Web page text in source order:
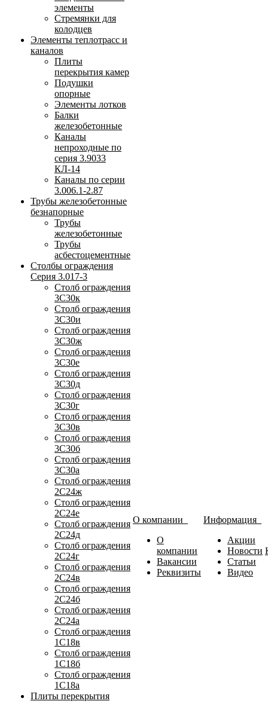
элементы
Стремянки для
колодцев
Элементы теплотрасс и
каналов
Плиты
перекрытия камер
Подушки
опорные
Элементы лотков
Балки
железобетонные
Каналы
непроходные по
серия 3.9033
КЛ-14
Каналы по серии
3.006.1-2.87
Трубы железобетонные
безнапорные
Трубы
железобетонные
Трубы
асбестоцементные
Столбы ограждения
Серия 3.017-3
Столб ограждения
3С30к
Столб ограждения
3С30и
Столб ограждения
3С30ж
Столб ограждения
3С30е
Столб ограждения
3С30д
Столб ограждения
3С30г
Столб ограждения
3С30в
Столб ограждения
3С30б
Столб ограждения
3С30а
Столб ограждения
2С24ж
Столб ограждения
2С24е
Столб ограждения
2С24д
Столб ограждения
2С24г
Столб ограждения
2С24в
Столб ограждения
2С24б
Столб ограждения
2С24а
Столб ограждения
1С18в
Столб ограждения
1С18б
Столб ограждения
1С18а
Плиты перекрытия
О компании
О
компании
Вакансии
Реквизиты
Информация
Акции
Новости
Статьи
Видео